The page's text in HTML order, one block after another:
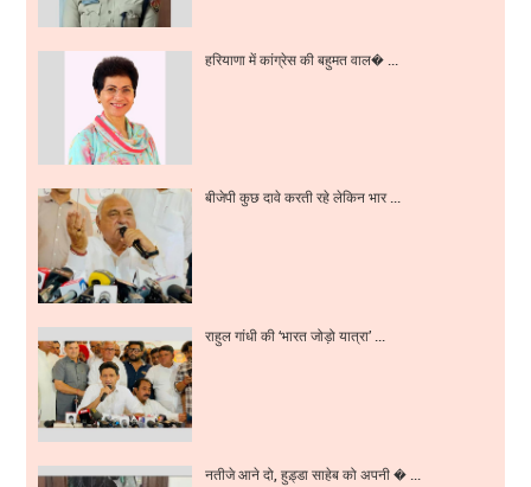
हरियाणा में कांग्रेस की बहुमत वाल� ...
बीजेपी कुछ दावे करती रहे लेकिन भार ...
राहुल गांधी की ‘भारत जोड़ो यात्रा’ ...
नतीजे आने दो, हुड़्डा साहेब को अपनी � ...